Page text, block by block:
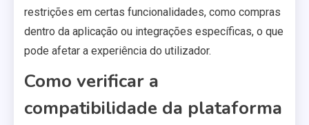
restrições em certas funcionalidades, como compras
dentro da aplicação ou integrações específicas, o que
pode afetar a experiência do utilizador.
Como verificar a
compatibilidade da plataforma